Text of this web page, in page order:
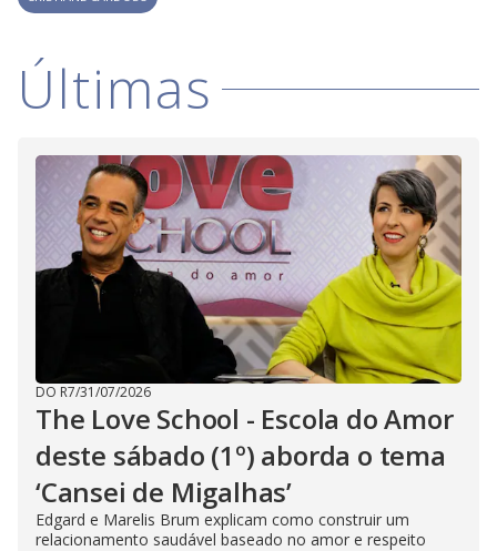
d
e
o
Últimas
DO R7/31/07/2026
The Love School - Escola do Amor
deste sábado (1º) aborda o tema
‘Cansei de Migalhas’
Edgard e Marelis Brum explicam como construir um
relacionamento saudável baseado no amor e respeito